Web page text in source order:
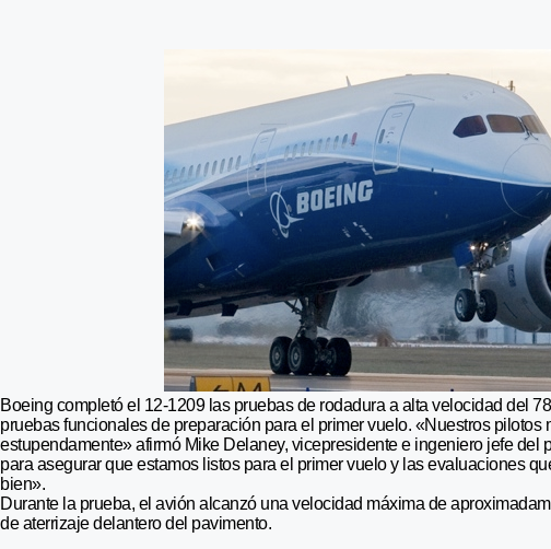
Boeing completó el 12-1209 las pruebas de rodadura a alta velocidad del
pruebas funcionales de preparación para el primer vuelo. «Nuestros pilotos
estupendamente» afirmó Mike Delaney, vicepresidente e ingeniero jefe del
para asegurar que estamos listos para el primer vuelo y las evaluaciones
bien».
Durante la prueba, el avión alcanzó una velocidad máxima de
de aterrizaje delantero del pavimento.